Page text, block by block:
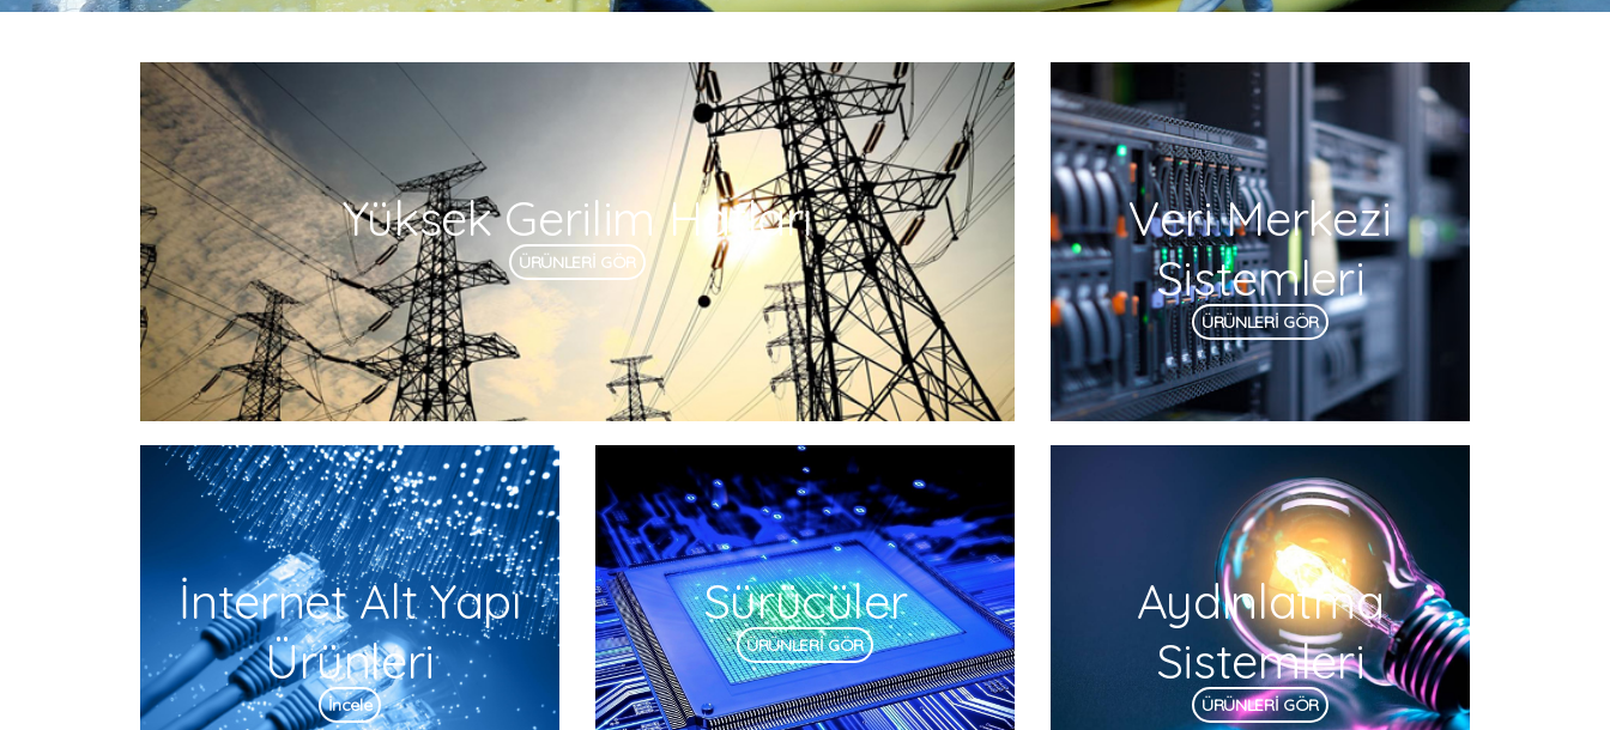
Yüksek Gerilim Hatları
ÜRÜNLERİ GÖR
Veri Merkezi
Sistemleri
ÜRÜNLERİ GÖR
İnternet Alt Yapı
Ürünleri
İncele
Sürücüler
ÜRÜNLERİ GÖR
Aydınlatma
Sistemleri
ÜRÜNLERİ GÖR